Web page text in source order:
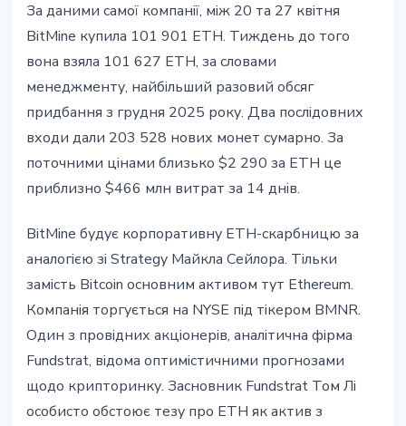
За даними самої компанії, між 20 та 27 квітня
BitMine купила 101 901 ETH. Тиждень до того
вона взяла 101 627 ETH, за словами
менеджменту, найбільший разовий обсяг
придбання з грудня 2025 року. Два послідовних
входи дали 203 528 нових монет сумарно. За
поточними цінами близько $2 290 за ETH це
приблизно $466 млн витрат за 14 днів.
BitMine будує корпоративну ETH-скарбницю за
аналогією зі Strategy Майкла Сейлора. Тільки
замість Bitcoin основним активом тут Ethereum.
Компанія торгується на NYSE під тікером BMNR.
Один з провідних акціонерів, аналітична фірма
Fundstrat, відома оптимістичними прогнозами
щодо крипторинку. Засновник Fundstrat Том Лі
особисто обстоює тезу про ETH як актив з